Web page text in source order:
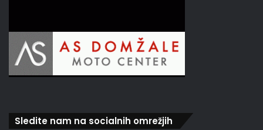
Sledite nam na socialnih omrežjih